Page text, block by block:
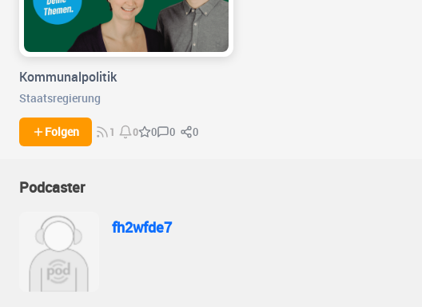
Kommunalpolitik
Staatsregierung
Folgen 1 0 0 0 0
Podcaster
fh2wfde7